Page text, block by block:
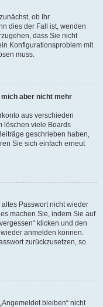
ob Ihr
dies der Fall ist, wenden
dass Sie nicht
Konfigurationsproblem mit
muss.
aber nicht mehr
aus verschieden
löschen viele Boards
geschrieben haben,
Sie sich einfach erneut
Passwort nicht wieder
machen Sie, indem Sie auf
klicken und den
anmelden können.
zurückzusetzen, so
bleiben“ nicht